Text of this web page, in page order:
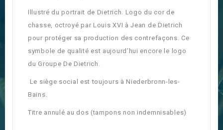
Illustré du portrait de Dietrich. Logo du cor de
chasse, octroyé par Louis XVI à Jean de Dietrich
pour protéger sa production des contrefaçons. Ce
symbole de qualité est aujourd’hui encore le logo
du Groupe De Dietrich.
Le siège social est toujours à Niederbronn-les-
Bains.
Titre annulé au dos (tampons non indemnisables)